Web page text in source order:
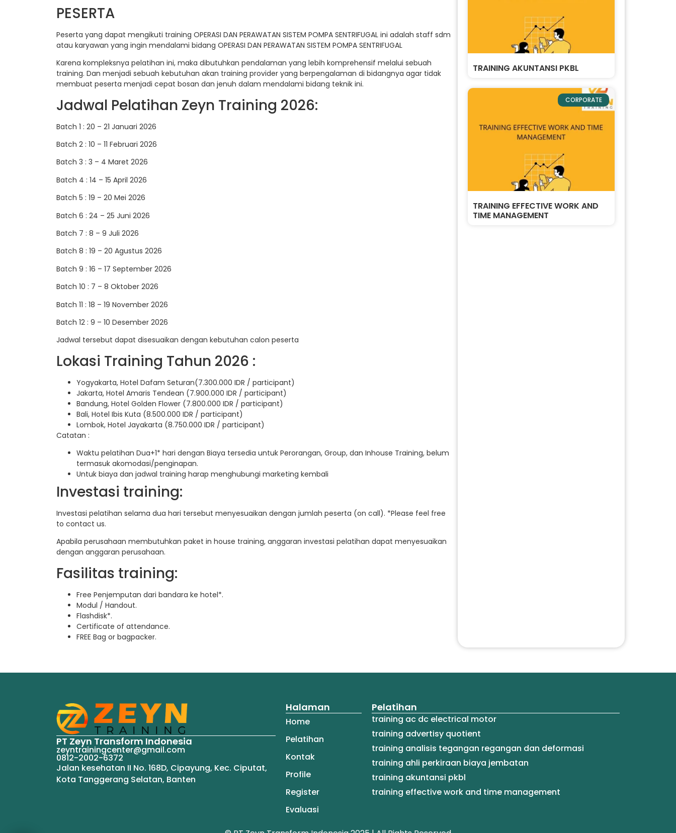
PESERTA
Peserta yang dapat mengikuti training OPERASI DAN PERAWATAN SISTEM POMPA SENTRIFUGAL ini adalah staff sdm
atau karyawan yang ingin mendalami bidang OPERASI DAN PERAWATAN SISTEM POMPA SENTRIFUGAL
Karena kompleksnya pelatihan ini, maka dibutuhkan pendalaman yang lebih komprehensif melalui sebuah
training. Dan menjadi sebuah kebutuhan akan training provider yang berpengalaman di bidangnya agar tidak
membuat peserta menjadi cepat bosan dan jenuh dalam mendalami bidang teknik ini.
Jadwal Pelatihan Zeyn Training 2026:
Batch 1 : 20 – 21 Januari 2026
Batch 2 : 10 – 11 Februari 2026
Batch 3 : 3 – 4 Maret 2026
Batch 4 : 14 – 15 April 2026
Batch 5 : 19 – 20 Mei 2026
Batch 6 : 24 – 25 Juni 2026
Batch 7 : 8 – 9 Juli 2026
Batch 8 : 19 – 20 Agustus 2026
Batch 9 : 16 – 17 September 2026
Batch 10 : 7 – 8 Oktober 2026
Batch 11 : 18 – 19 November 2026
Batch 12 : 9 – 10 Desember 2026
Jadwal tersebut dapat disesuaikan dengan kebutuhan calon peserta
Lokasi Training Tahun 2026 :
Yogyakarta, Hotel Dafam Seturan(7.300.000 IDR / participant)
Jakarta, Hotel Amaris Tendean (7.900.000 IDR / participant)
Bandung, Hotel Golden Flower (7.800.000 IDR / participant)
Bali, Hotel Ibis Kuta (8.500.000 IDR / participant)
Lombok, Hotel Jayakarta (8.750.000 IDR / participant)
Catatan :
Waktu pelatihan Dua+1* hari dengan Biaya tersedia untuk Perorangan, Group, dan Inhouse Training, belum
termasuk akomodasi/penginapan.
Untuk biaya dan jadwal training harap menghubungi marketing kembali
Investasi training:
Investasi pelatihan selama dua hari tersebut menyesuaikan dengan jumlah peserta (on call). *Please feel free
to contact us.
Apabila perusahaan membutuhkan paket in house training, anggaran investasi pelatihan dapat menyesuaikan
dengan anggaran perusahaan.
Fasilitas training:
Free Penjemputan dari bandara ke hotel*.
Modul / Handout.
Flashdisk*.
Certificate of attendance.
FREE Bag or bagpacker.
TRAINING AKUNTANSI PKBL
CORPORATE
TRAINING EFFECTIVE WORK AND
TIME MANAGEMENT
PT Zeyn Transform Indonesia
zeyntrainingcenter@gmail.com
0812-2002-6372
Jalan kesehatan II No. 168D, Cipayung, Kec. Ciputat,
Kota Tanggerang Selatan, Banten
Halaman
Home
Pelatihan
Kontak
Profile
Register
Evaluasi
Pelatihan
training ac dc electrical motor
training advertisy quotient
training analisis tegangan regangan dan deformasi
training ahli perkiraan biaya jembatan
training akuntansi pkbl
training effective work and time management